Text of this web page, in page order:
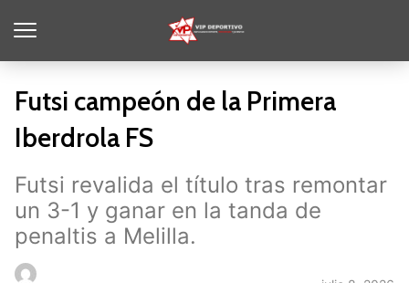
Futsi campeón de la Primera
Iberdrola FS
Futsi revalida el título tras remontar
un 3-1 y ganar en la tanda de
penaltis a Melilla.